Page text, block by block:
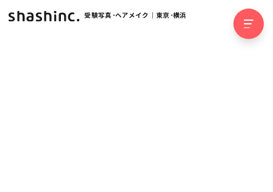
受験写真･ヘアメイク｜東京･横浜